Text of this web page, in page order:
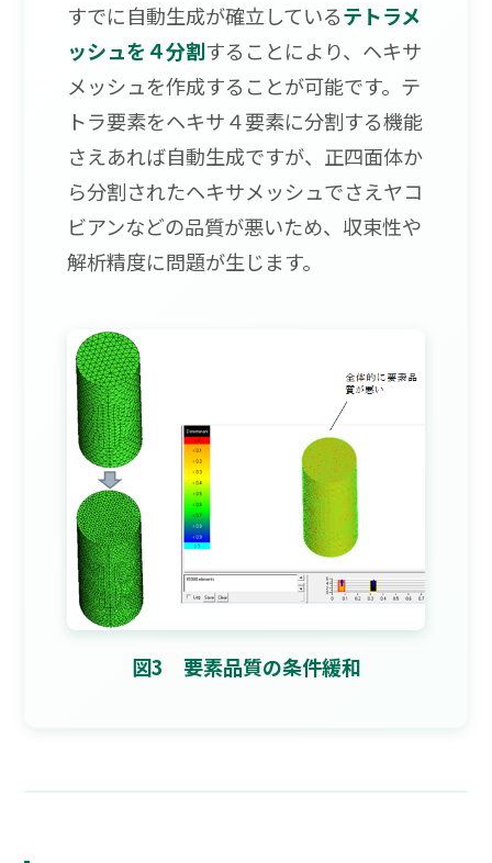
すでに自動生成が確立しているテトラメ
ッシュを４分割することにより、ヘキサ
メッシュを作成することが可能です。テ
トラ要素をヘキサ４要素に分割する機能
さえあれば自動生成ですが、正四面体か
ら分割されたヘキサメッシュでさえヤコ
ビアンなどの品質が悪いため、収束性や
解析精度に問題が生じます。
図3 要素品質の条件緩和